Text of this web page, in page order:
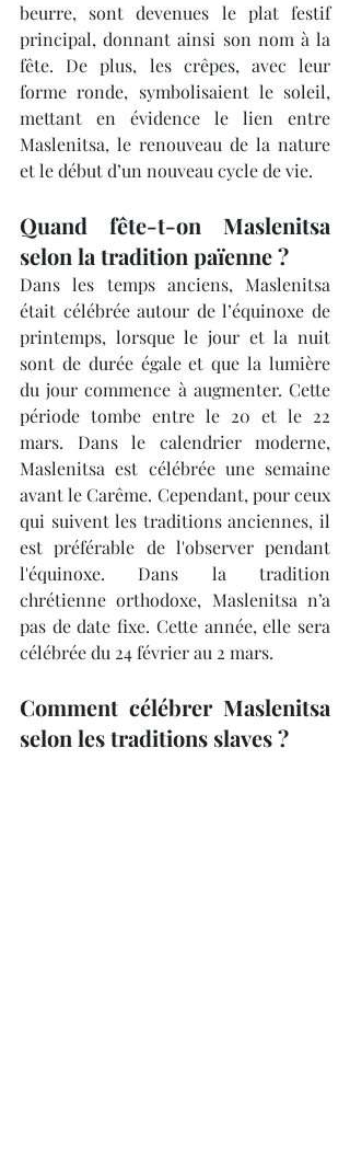
beurre, sont devenues le plat festif
principal, donnant ainsi son nom à la
fête. De plus, les crêpes, avec leur
forme ronde, symbolisaient le soleil,
mettant en évidence le lien entre
Maslenitsa, le renouveau de la nature
et le début d’un nouveau cycle de vie.
Quand fête-t-on Maslenitsa
selon la tradition païenne ?
Dans les temps anciens, Maslenitsa
était célébrée autour de l’équinoxe de
printemps, lorsque le jour et la nuit
sont de durée égale et que la lumière
du jour commence à augmenter. Cette
période tombe entre le 20 et le 22
mars. Dans le calendrier moderne,
Maslenitsa est célébrée une semaine
avant le Carême. Cependant, pour ceux
qui suivent les traditions anciennes, il
est préférable de l'observer pendant
l'équinoxe. Dans la tradition
chrétienne orthodoxe, Maslenitsa n’a
pas de date fixe. Cette année, elle sera
célébrée du 24 février au 2 mars.
Comment célébrer Maslenitsa
selon les traditions slaves ?